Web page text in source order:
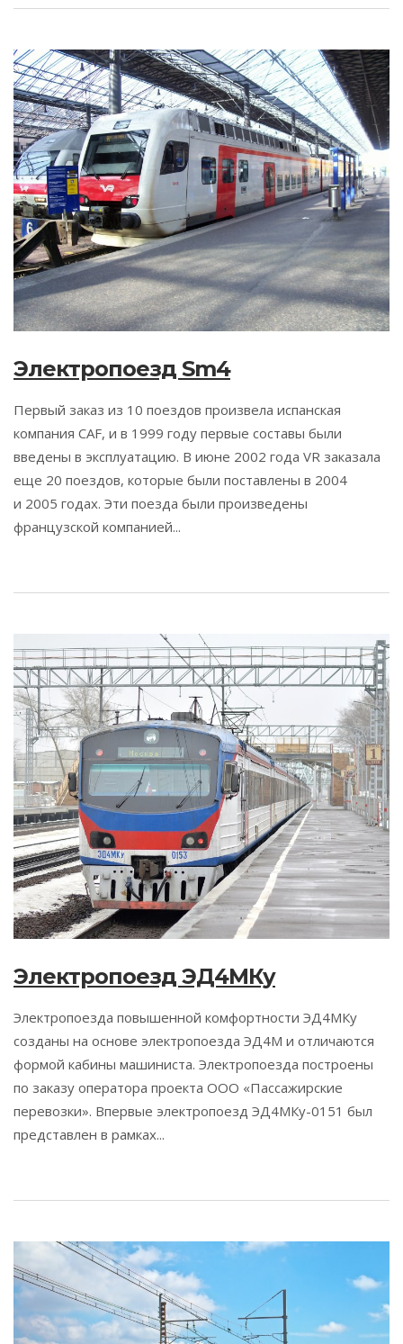
Электропоезд Sm4
Первый заказ из 10 поездов произвела испанская
компания CAF, и в 1999 году первые составы были
введены в эксплуатацию. В июне 2002 года VR заказала
еще 20 поездов, которые были поставлены в 2004
и 2005 годах. Эти поезда были произведены
французской компанией...
Электропоезд ЭД4МКу
Электропоезда повышенной комфортности ЭД4МКу
созданы на основе электропоезда ЭД4М и отличаются
формой кабины машиниста. Электропоезда построены
по заказу оператора проекта ООО «Пассажирские
перевозки». Впервые электропоезд ЭД4МКу-0151 был
представлен в рамках...